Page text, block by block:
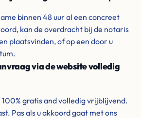
binnen 48 uur al een concreet
kan de overdracht bij de notaris
plaatsvinden, of op een door u
via de website volledig
100% gratis and volledig vrijblijvend.
Pas als u akkoord gaat met ons